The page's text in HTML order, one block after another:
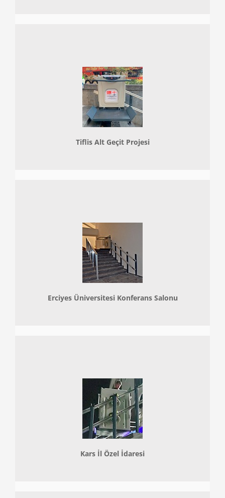
Tiflis Alt Geçit Projesi
Erciyes Üniversitesi Konferans Salonu
Kars İl Özel İdaresi